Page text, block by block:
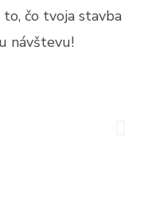
čo tvoja stavba
návštevu!